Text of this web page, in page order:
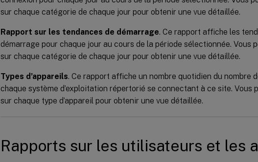
sur chaque catégorie de chaque jour pour obtenir une vue détaillée.
Rapport sur les tendances de démarrage. Ce rapport affiche les
démarrage pour chaque jour au cours de la période sélectionnée. Vous
sur chaque catégorie de chaque jour pour obtenir une vue détaillée.
Types d’appareils. Ce rapport affiche un nombre quotidien du nombre
chaque système d’exploitation répertorié se connectant à ce site. Vous
sur chaque type d’appareil pour obtenir une vue détaillée.
Rapports sur les utilisateurs et les